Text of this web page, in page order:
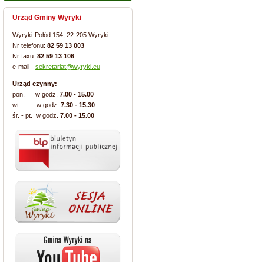
Urząd Gminy Wyryki
Wyryki-Połód 154, 22-205 Wyryki
Nr telefonu: 82 59 13 003
Nr faxu: 82 59 13 106
e-mail - sekretariat@wyryki.eu
Urząd czynny:
pon. w godz. 7.00 - 15.00
wt. w godz. 7.30 - 15.30
śr. - pt. w godz. 7.00 - 15.00